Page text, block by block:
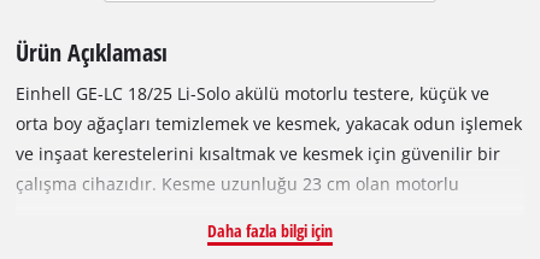
Ürün Açıklaması
Einhell GE-LC 18/25 Li-Solo akülü motorlu testere, küçük ve
orta boy ağaçları temizlemek ve kesmek, yakacak odun işlemek
ve inşaat kerestelerini kısaltmak ve kesmek için güvenilir bir
çalışma cihazıdır. Kesme uzunluğu 23 cm olan motorlu
ve 3/8" zincir adımına sahip yüksek kaliteli bir zincirle
Daha fazla bilgi için